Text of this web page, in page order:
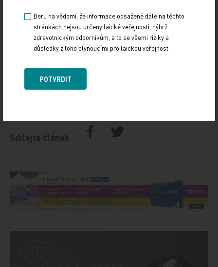
tom případě v léčbě nepostačí ani transplantace
srdce. Pokud pacient pohybem nezlepší stav
svalstva, nebude se cítit dobře. Je škoda, že je
Zdroj: Medical Tribune
Sdílejte článek
Beru na vědomí, že informace obsažené dále na těchto
stránkách nejsou určeny laické veřejnosti, nýbrž
zdravotnickým odborníkům, a to se všemi riziky a
důsledky z toho plynoucími pro laickou veřejnost.
POTVRDIT